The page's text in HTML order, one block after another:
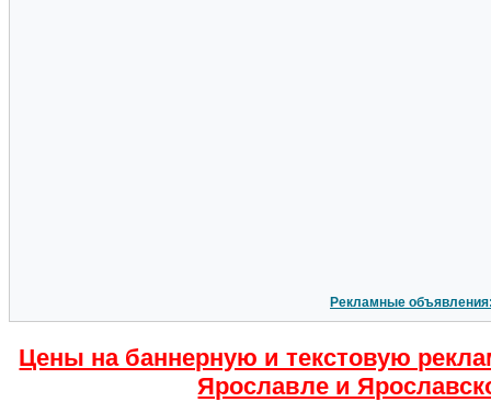
Рекламные
Цены на баннерную и текстовую
Ярославле и